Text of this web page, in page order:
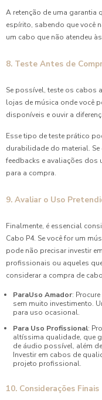
A retenção de uma garantia
espírito, sabendo que você
um cabo que não atendeu
8. Teste Antes de
Se possível, teste os cabos
lojas de música onde você
disponíveis e ouvir a
Esse tipo de teste prático
durabilidade do material.
feedbacks e avaliações dos
para a compra.
9. Avaliar o Uso
Finalmente, é essencial
Cabo P4. Se você for um
pode não precisar investir
profissionais ou aqueles
considerar a compra de
ParaUso Amador:
sem muito investimento.
para uso ocasional.
Para Uso Profissional:
altíssima qualidade, que
de áudio possível, além
Investir em cabos de
projeto profissional.
10. Considerações Finais